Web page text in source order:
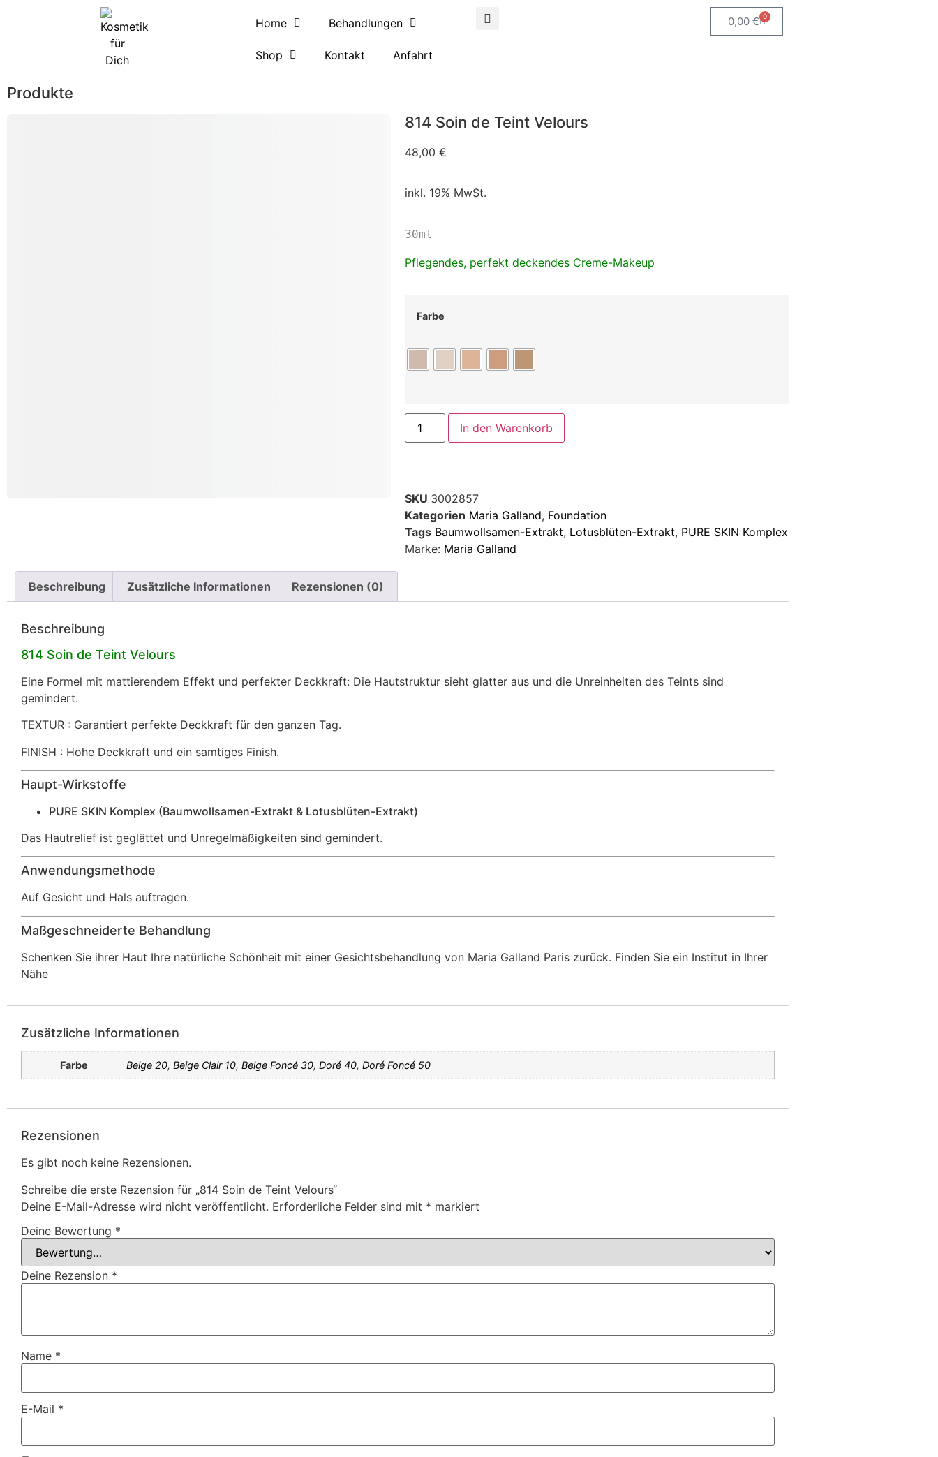
Home Behandlungen
Shop Kontakt Anfahrt
0,00 € 0
Produkte
814 Soin de Teint Velours
48,00 €
inkl. 19% MwSt.
30ml
Pflegendes, perfekt deckendes Creme-Makeup
Farbe
In den Warenkorb
SKU 3002857
Kategorien Maria Galland, Foundation
Tags Baumwollsamen-Extrakt, Lotusblüten-Extrakt, PURE SKIN Komplex
Marke: Maria Galland
Beschreibung Zusätzliche Informationen Rezensionen (0)
Beschreibung
814 Soin de Teint Velours
Eine Formel mit mattierendem Effekt und perfekter Deckkraft: Die Hautstruktur sieht glatter aus und die Unreinheiten des Teints sind
gemindert.
TEXTUR : Garantiert perfekte Deckkraft für den ganzen Tag.
FINISH : Hohe Deckkraft und ein samtiges Finish.
Haupt-Wirkstoffe
PURE SKIN Komplex (Baumwollsamen-Extrakt & Lotusblüten-Extrakt)
Das Hautrelief ist geglättet und Unregelmäßigkeiten sind gemindert.
Anwendungsmethode
Auf Gesicht und Hals auftragen.
Maßgeschneiderte Behandlung
Schenken Sie ihrer Haut Ihre natürliche Schönheit mit einer Gesichtsbehandlung von Maria Galland Paris zurück. Finden Sie ein Institut in Ihrer
Nähe
Zusätzliche Informationen
Farbe Beige 20, Beige Clair 10, Beige Foncé 30, Doré 40, Doré Foncé 50
Rezensionen
Es gibt noch keine Rezensionen.
Schreibe die erste Rezension für „814 Soin de Teint Velours“
Deine E-Mail-Adresse wird nicht veröffentlicht. Erforderliche Felder sind mit * markiert
Deine Bewertung *
Deine Rezension *
Name *
E-Mail *